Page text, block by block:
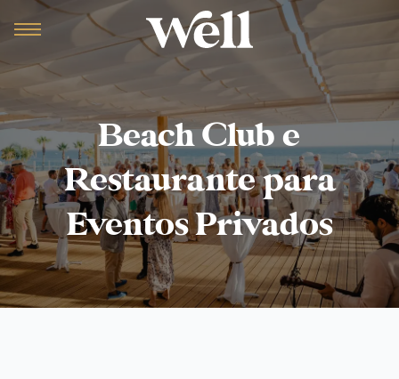
Beach Club e
Restaurante para
Eventos Privados